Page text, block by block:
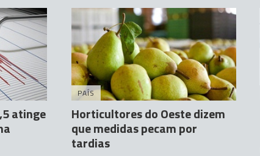
atinge
PAÍS
Horticultores do Oeste dizem
que medidas pecam por
tardias